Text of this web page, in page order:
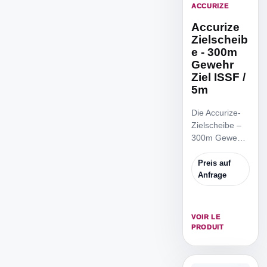
ACCURIZE
Accurize
Zielscheib
e - 300m
Gewehr
Ziel ISSF /
5m
Die Accurize-
Zielscheibe –
300m Gewehr
ist die
reduzierte
ISSF
um von 5m
Distanz zu
Preis auf
Anfrage
VOIR LE
PRODUIT